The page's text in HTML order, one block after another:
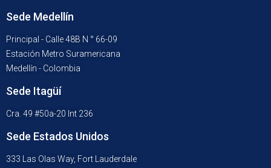
Sede Medellín
Principal - Calle 48B N ° 66-09
Estación Metro Suramericana
Medellín - Colombia
Sede Itagüí
Cra. 49 #50a-20 Int 236
Sede Estados Unidos
333 Las Olas Way, Fort Lauderdale